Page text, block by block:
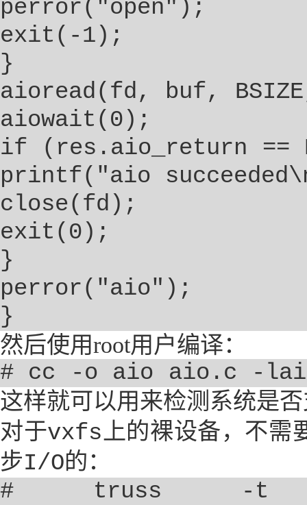
perror("open");
exit(-1);
}
aioread(fd, buf,
aiowait(0);
if (res.aio_return ==
printf("aio
close(fd);
exit(0);
}
perror("aio");
}
然后使用root用户编译：
# cc -o aio aio.c -
这样就可以用来检测系统是
对于vxfs 上的裸设备，不需
步I/O的：
# truss -t